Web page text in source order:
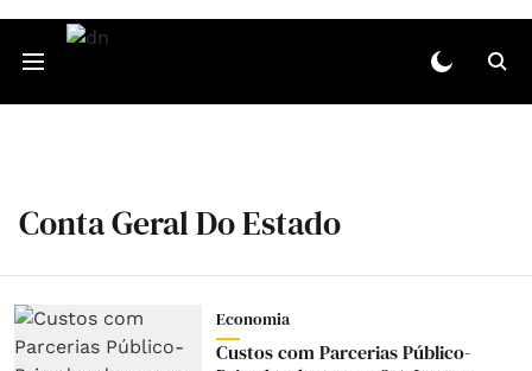
Conta Geral Do Estado
Economia
Custos com Parcerias Público-